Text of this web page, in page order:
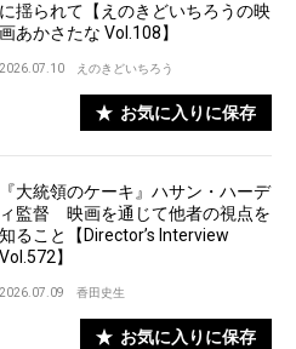
に揺られて【えのきどいちろうの映
画あかさたな Vol.108】
2026.07.10 えのきどいちろう
お気に入りに保存
『大統領のケーキ』ハサン・ハーデ
ィ監督 映画を通じて他者の視点を
知ること【Director’s Interview
Vol.572】
2026.07.09 香田史生
お気に入りに保存